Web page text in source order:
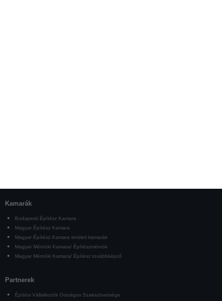
Kamarák
Budapesti Építész Kamara
Magyar Építész Kamara
Magyar Építész Kamara területi kamarák
Magyar Mérnöki Kamara/ Építészmérnök
Magyar Mérnöki Kamara/ Építész továbbképző
Partnerek
Építési Vállalkozók Országos Szakszövetsége